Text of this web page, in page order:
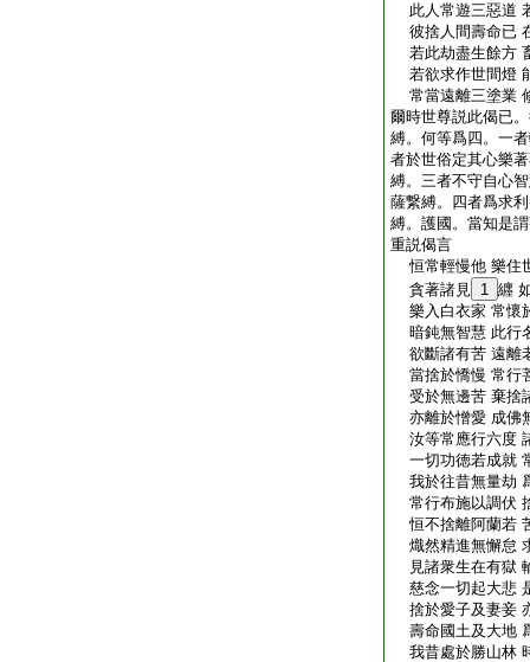
此人常遊三惡道
彼捨人間壽命已
若此劫盡生餘方
若欲求作世間燈
常當遠離三塗業
爾時世尊説此偈已
縛。何等爲四。一
者於世俗定其心樂
縛。三者不守自心
薩繋縛。四者爲求
縛。護國。當知是
重説偈言
恒常輕慢他 樂住
貪著諸見 1 纒
樂入白衣家 常懷
暗鈍無智慧 此行
欲斷諸有苦 遠離
當捨於憍慢 常行
受於無邊苦 棄捨
亦離於憎愛 成佛
汝等常應行六度
一切功徳若成就
我於往昔無量劫
常行布施以調伏
恒不捨離阿蘭若
熾然精進無懈怠
見諸衆生在有獄
慈念一切起大悲
捨於愛子及妻妾
壽命國土及大地
我昔處於勝山林